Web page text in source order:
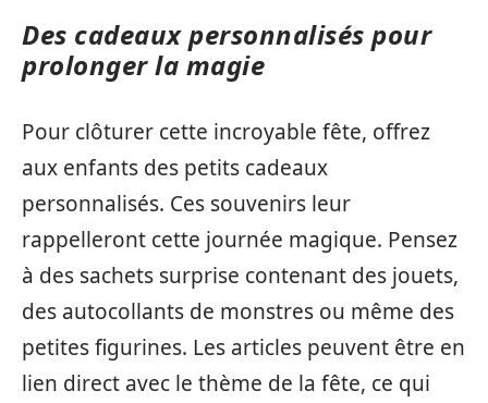
Des cadeaux personnalisés pour
prolonger la magie
Pour clôturer cette incroyable fête, offrez
aux enfants des petits cadeaux
personnalisés. Ces souvenirs leur
rappelleront cette journée magique. Pensez
à des sachets surprise contenant des jouets,
des autocollants de monstres ou même des
petites figurines. Les articles peuvent être en
lien direct avec le thème de la fête, ce qui